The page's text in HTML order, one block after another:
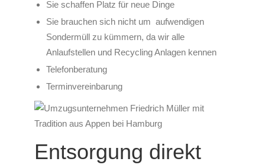
Sie schaffen Platz für neue Dinge
Sie brauchen sich nicht um aufwendigen
Sondermüll zu kümmern, da wir alle
Anlaufstellen und Recycling Anlagen kennen
Telefonberatung
Terminvereinbarung
Entsorgung direkt